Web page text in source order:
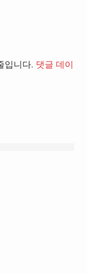
입니다. 댓글 데이